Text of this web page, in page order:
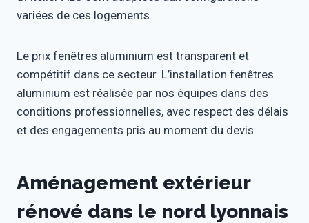
variées de ces logements.
Le prix fenêtres aluminium est transparent et
compétitif dans ce secteur. L’installation fenêtres
aluminium est réalisée par nos équipes dans des
conditions professionnelles, avec respect des délais
et des engagements pris au moment du devis.
Aménagement extérieur
rénové dans le nord lyonnais